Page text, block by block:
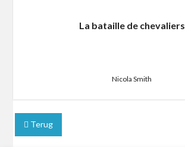
La bataille de chevaliers
Nicola Smith
Terug